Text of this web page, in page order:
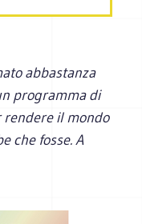
abbastanza
programma di
rendere il mondo
che fosse. A